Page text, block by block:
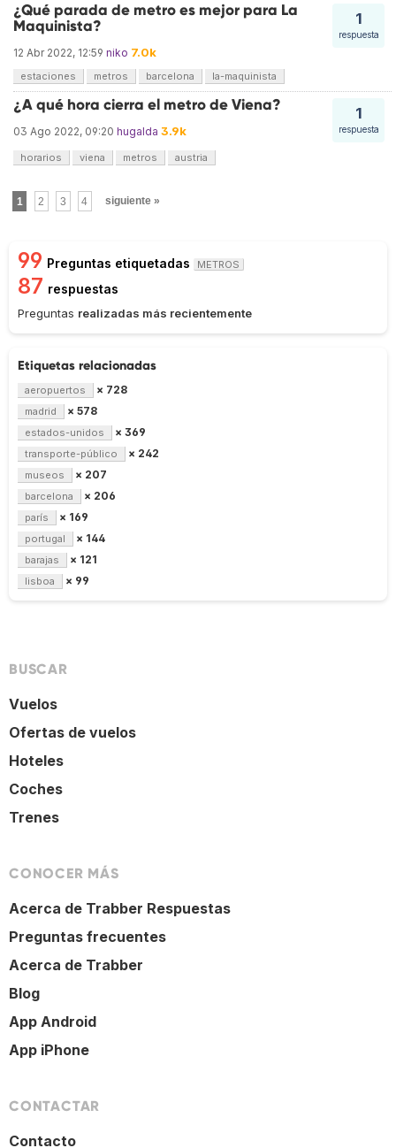
1
respuesta
¿Qué parada de metro es mejor para La
Maquinista?
12 Abr 2022, 12:59 niko 7.0k
estaciones metros barcelona la-maquinista
1
respuesta
¿A qué hora cierra el metro de Viena?
03 Ago 2022, 09:20 hugalda 3.9k
horarios viena metros austria
1 2 3 4 siguiente »
99 Preguntas etiquetadas METROS
87 respuestas
Preguntas realizadas más recientemente
Etiquetas relacionadas
aeropuertos × 728
madrid × 578
estados-unidos × 369
transporte-público × 242
museos × 207
barcelona × 206
parís × 169
portugal × 144
barajas × 121
lisboa × 99
BUSCAR
Vuelos
Ofertas de vuelos
Hoteles
Coches
Trenes
CONOCER MÁS
Acerca de Trabber Respuestas
Preguntas frecuentes
Acerca de Trabber
Blog
App Android
App iPhone
CONTACTAR
Contacto